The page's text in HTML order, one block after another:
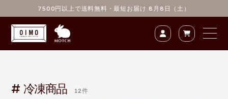
7500円以上で送料無料 ・最短お届け 8月8日（土）
# 冷凍商品 12件